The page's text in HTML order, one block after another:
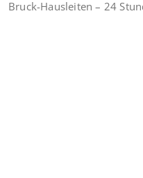
Bruck-Hausleiten – 24